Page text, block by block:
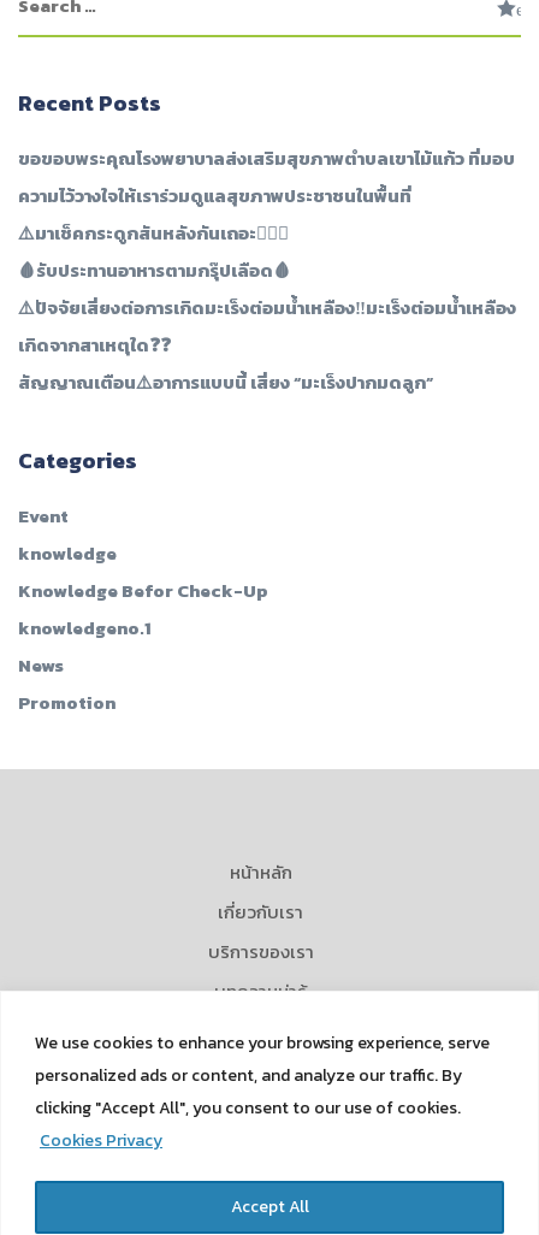
We use cookies to enhance your browsing experience, serve
personalized ads or content, and analyze our traffic. By
clicking "Accept All", you consent to our use of cookies.
Cookies Privacy
Accept All
Recent Posts
ขอขอบพระคุณโรงพยาบาลส่งเสริมสุขภาพตำบลเขาไม้แก้ว ที่มอบ
ความไว้วางใจให้เราร่วมดูแลสุขภาพประชาชนในพื้นที่
⚠️มาเช็คกระดูกสันหลังกันเถอะ👩🏻‍⚕️
🩸รับประทานอาหารตามกรุ๊ปเลือด🩸
⚠️ปัจจัยเสี่ยงต่อการเกิดมะเร็งต่อมน้ำเหลือง‼️มะเร็งต่อมน้ำเหลือง
เกิดจากสาเหตุใด❓❓
สัญญาณเตือน⚠️อาการแบบนี้ เสี่ยง “มะเร็งปากมดลูก”
Categories
Event
knowledge
Knowledge Befor Check-Up
knowledgeno.1
News
Promotion
หน้าหลัก
เกี่ยวกับเรา
บริการของเรา
บทความน่ารู้
ข่าวและกิจกรรม
Career
ติดต่อเรา
Cookies Privacy